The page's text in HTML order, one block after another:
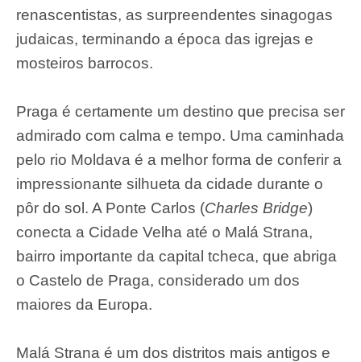
renascentistas, as surpreendentes sinagogas
judaicas, terminando a época das igrejas e
mosteiros barrocos.
Praga é certamente um destino que precisa ser
admirado com calma e tempo. Uma caminhada
pelo rio Moldava é a melhor forma de conferir a
impressionante silhueta da cidade durante o
pôr do sol. A Ponte Carlos (Charles Bridge)
conecta a Cidade Velha até o Malá Strana,
bairro importante da capital tcheca, que abriga
o Castelo de Praga, considerado um dos
maiores da Europa.
Malá Strana é um dos distritos mais antigos e